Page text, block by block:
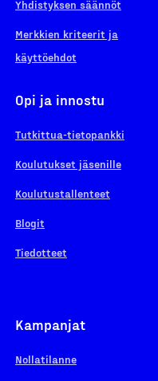
Yhdistyksen säännöt
Merkkien kriteerit ja
käyttöehdot
Opi ja innostu
Tutkittua-tietopankki
Koulutukset jäsenille
Koulutustallenteet
Blogit
Tiedotteet
Kampanjat
Nollatilanne